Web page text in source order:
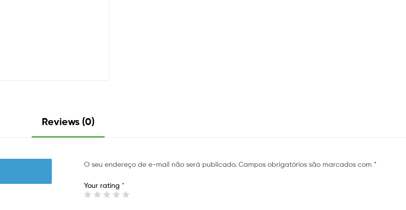
Reviews (0)
O seu endereço de e-mail não será publicado. Campos obrigatórios são marcados com *
Your rating *